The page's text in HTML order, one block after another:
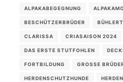
ALPAKABEGEGNUNG
BESCHÜTZERBRÜDER
CLARISSA CRIASAISON 2024
DAS ERSTE STUTFOHLEN
FORTBILDUNG GROSSE BRÜDER
HERDENSCHUTZHUNDE